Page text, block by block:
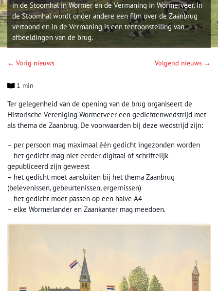
in de Stoomhal in Wormer en de Vermaning in Wormerveer. In
de Stoomhal wordt onder andere een film over de Zaanbrug
vertoond en in de Vermaning is een tentoonstelling van
afbeeldingen van de brug.
← Vorig nieuws Volgend nieuws →
1 min
Ter gelegenheid van de opening van de brug organiseert de
Historische Vereniging Wormerveer een gedichtenwedstrijd met
als thema de Zaanbrug. De voorwaarden bij deze wedstrijd zijn:
– per persoon mag maximaal één gedicht ingezonden worden
– het gedicht mag niet eerder digitaal of schriftelijk
gepubliceerd zijn geweest
– het gedicht moet aansluiten bij het thema Zaanbrug
(belevenissen, gebeurtenissen, ergernissen)
– het gedicht moet passen op een halve A4
– elke Wormerlander en Zaankanter mag meedoen.